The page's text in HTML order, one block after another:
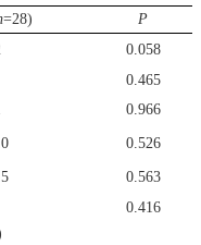
=28) P
0.058
0.465
0.966
0.526
0.563
0.416